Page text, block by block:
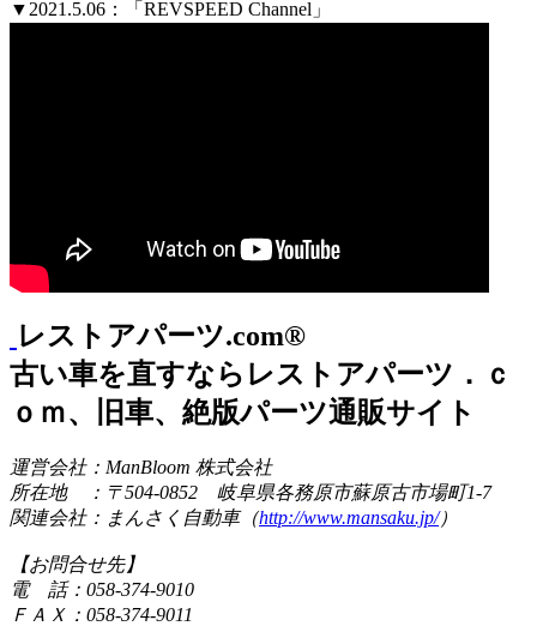
▼2021.5.06：「REVSPEED Channel」
レストアパーツ.com®
古い車を直すならレストアパーツ．ｃ
ｏｍ、旧車、絶版パーツ通販サイト
運営会社：ManBloom 株式会社
所在地 ：〒504-0852 岐阜県各務原市蘇原古市場町1-7
関連会社：まんさく自動車（http://www.mansaku.jp/）
【お問合せ先】
電 話：058-374-9010
ＦＡＸ：058-374-9011